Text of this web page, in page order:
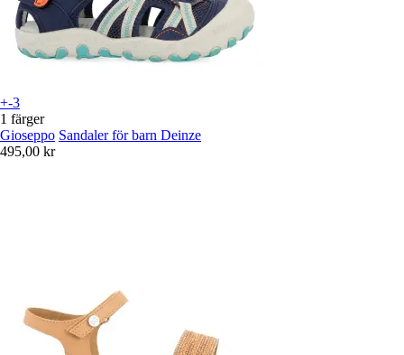
+-3
1 färger
Gioseppo Sandaler för barn Deinze
495,00 kr